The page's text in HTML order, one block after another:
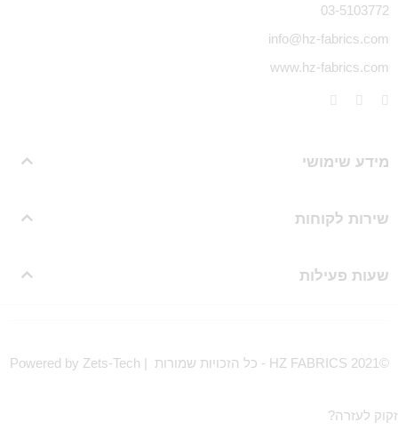
03-5103772
info@hz-fabrics.com
www.hz-fabrics.com
מידע שימושי
שירות לקוחות
שעות פעילות
©HZ FABRICS 2021 - כל הזכויות שמורות | Powered by Zets-Tech
זקוק לעזרה?